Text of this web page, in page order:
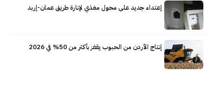
إعتداء جديد على محول مغذي لإنارة طريق عمان-إربد
إنتاج الأردن من الحبوب يقفز بأكثر من 50% في 2026